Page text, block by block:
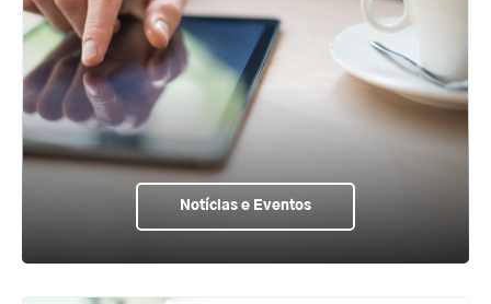
Notícias e Eventos